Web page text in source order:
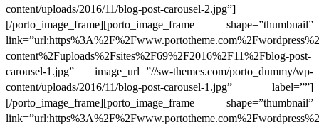
content/uploads/2016/11/blog-post-carousel-2.jpg”]
[/porto_image_frame][porto_image_frame shape=”thumbnail”
content%2Fuploads%2Fsites%2F69%2F2016%2F11%2Fblog-post-
carousel-1.jpg” image_url=”//sw-themes.com/porto_dummy/wp-
content/uploads/2016/11/blog-post-carousel-1.jpg” label=””]
[/porto_image_frame][porto_image_frame shape=”thumbnail”